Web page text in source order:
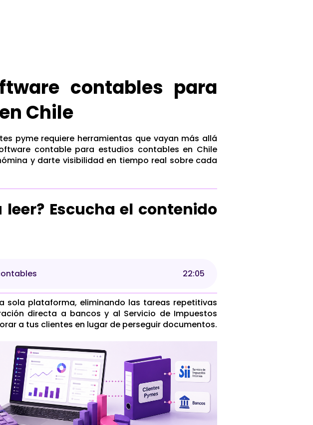
contables para
Chile
pyme requiere herramientas que vayan más allá
contable para estudios contables en Chile
y darte visibilidad en tiempo real sobre cada
Escucha el contenido
22:05
sola plataforma, eliminando las tareas repetitivas
directa a bancos y al Servicio de Impuestos
a tus clientes en lugar de perseguir documentos.